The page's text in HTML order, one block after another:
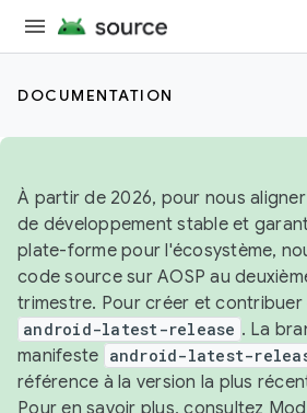
DOCUMENTATION
À partir de 2026, pour nous
de développement stable et
plate-forme pour l'écosystème,
code source sur AOSP au
trimestre. Pour créer et contribuer
android-latest-release . La
manifeste android-latest-
référence à la version la plus
Pour en savoir plus, consultez